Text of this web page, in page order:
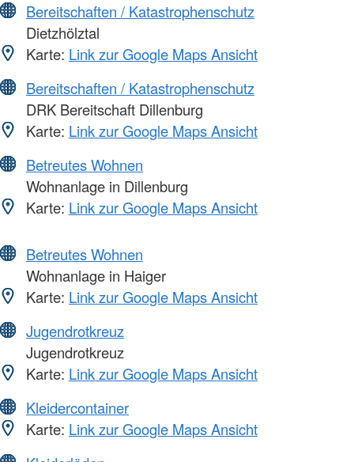
Bereitschaften / Katastrophenschutz
Dietzhölztal
Karte: Link zur Google Maps Ansicht
Bereitschaften / Katastrophenschutz
DRK Bereitschaft Dillenburg
Karte: Link zur Google Maps Ansicht
Betreutes Wohnen
Wohnanlage in Dillenburg
Karte: Link zur Google Maps Ansicht
Betreutes Wohnen
Wohnanlage in Haiger
Karte: Link zur Google Maps Ansicht
Jugendrotkreuz
Jugendrotkreuz
Karte: Link zur Google Maps Ansicht
Kleidercontainer
Karte: Link zur Google Maps Ansicht